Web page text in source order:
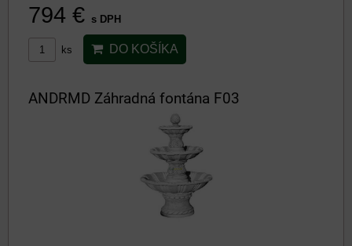
794 € s DPH
ks DO KOŠÍKA
ANDRMD Záhradná fontána F03